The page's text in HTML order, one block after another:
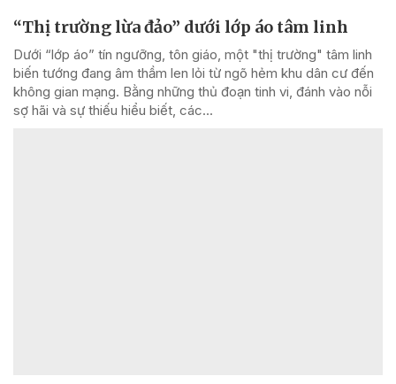
“Thị trường lừa đảo” dưới lớp áo tâm linh
Dưới “lớp áo” tín ngưỡng, tôn giáo, một "thị trường" tâm linh
biến tướng đang âm thầm len lỏi từ ngõ hẻm khu dân cư đến
không gian mạng. Bằng những thủ đoạn tinh vi, đánh vào nỗi
sợ hãi và sự thiếu hiểu biết, các...